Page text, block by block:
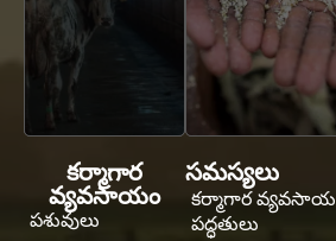
కర్మాగార
వ్యవసాయం
పశువులు
సమస్యలు
కర్మాగార వ్యవసాయ
పద్ధతులు